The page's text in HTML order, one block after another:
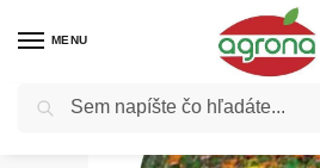
MENU
Domov Trávny program / Trávne zmesi k domu